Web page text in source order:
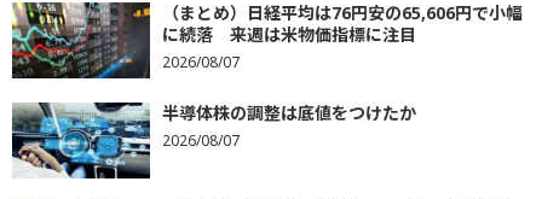
（まとめ）日経平均は76円安の65,606円で小幅
に続落 来週は米物価指標に注目
2026/08/07
半導体株の調整は底値をつけたか
2026/08/07